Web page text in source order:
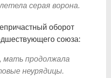
серая ворона.
оборот
союза:
мать продолжала
неурядицы.